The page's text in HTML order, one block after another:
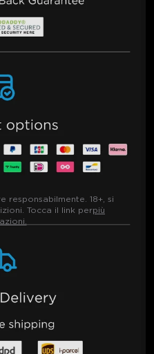
responsabilmente. 18+, si
Tocca il link perpiù